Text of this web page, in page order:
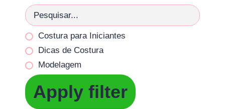
Costura para Iniciantes
Dicas de Costura
Modelagem
Apply filter